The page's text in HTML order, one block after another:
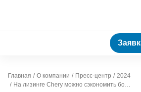
Главная О компании Пресс-центр
2024
На лизинге Chery можно сэкономить более миллиона рублей